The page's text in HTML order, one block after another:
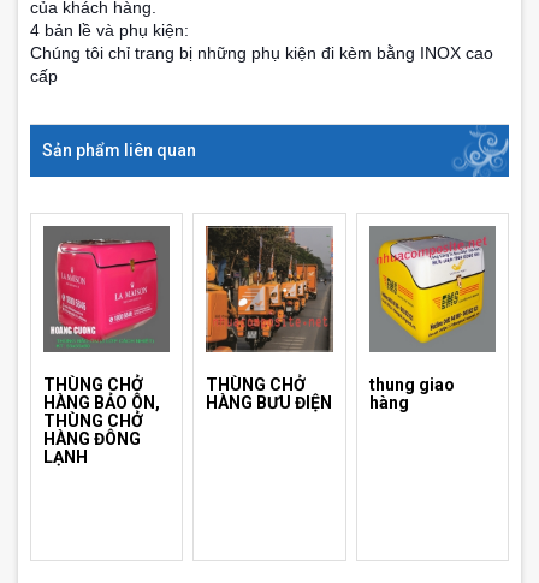
của khách hàng.
4 bản lề và phụ kiện:
Chúng tôi chỉ trang bị những phụ kiện đi kèm bằng INOX cao
cấp
Sản phẩm liên quan
THÙNG CHỞ
HÀNG BẢO ÔN,
THÙNG CHỞ
HÀNG ĐÔNG
LẠNH
THÙNG CHỞ
HÀNG BƯU ĐIỆN
thung giao
hàng